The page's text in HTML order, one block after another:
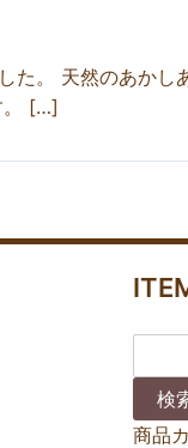
。 天然のあか
。 […]
商品